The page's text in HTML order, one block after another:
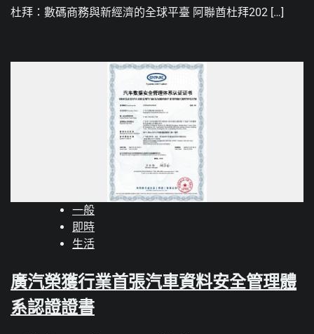
杜拜：數碼商務與新經濟的全球平臺 阿聯酋杜拜202 […]
一般
即時
生活
廣汽榮獲行業首張汽車資料安全管理體
系認證證書